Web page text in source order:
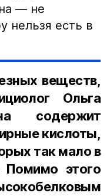
— не
нельзя есть в
веществ,
Ольга
содержит
кислоты,
так мало в
Помимо этого